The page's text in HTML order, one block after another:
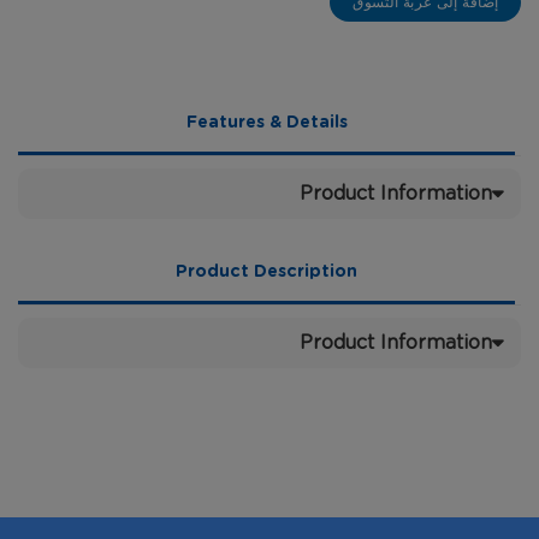
gallery
Features & Details
Product Information
Product Description
Product Information